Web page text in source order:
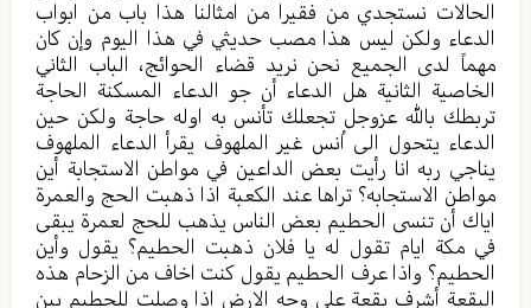
الحالات نستجدي من فقيرا من امثالنا هذا باب من ابواب
الدعاء ولكن ليس هذا مصب حديثي في هذا اليوم وإن كان
مهماً لدى الجميع نحن نريد قضاء الحوائج، الباب الثاني
الخاصية الثانية هل الدعاء أن جو الدعاء المسكنة الحاجة
تربطك بالله عزوجل تجعلك تأنس به اوله حاجة ولكن حين
الدعاء يتحول الى اُنس غير الملهوف يقرأ الدعاء الملهوف
يناجي ربه انا رأيت بعض الداعين في مواطن الاستجابة أين
مواطن الاستجابه؟ تراها عند الكعبة اذا ذهبت الحج والعمرة
اياك أن تنسى الحطيم بعض الناس يذهب للحج لعمرة يبقى
في مكة ايام تقول له يا فلان ذهبت الحطيم؟ يقول وأين
الحطيم؟ واذا عرف الحطيم يقول كنت اخاف من الزحام هذه
البقعة أشرف بقعة على وجه الارض اذا وصلت للحطيم بين